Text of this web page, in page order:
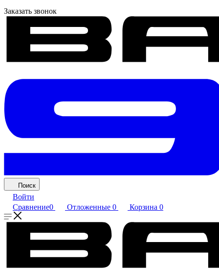
Заказать звонок
Поиск
Войти
Сравнение0 Отложенные 0 Корзина 0